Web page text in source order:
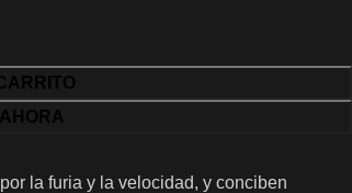
la furia y la velocidad, y conciben